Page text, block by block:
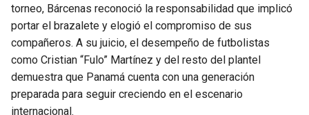
torneo, Bárcenas reconoció la responsabilidad que implicó
portar el brazalete y elogió el compromiso de sus
compañeros. A su juicio, el desempeño de futbolistas
como Cristian “Fulo” Martínez y del resto del plantel
demuestra que Panamá cuenta con una generación
preparada para seguir creciendo en el escenario
internacional.